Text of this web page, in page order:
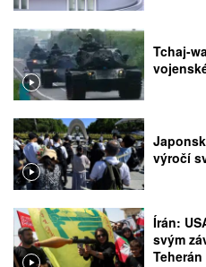
Tchaj-
výročí
Írán:
svým